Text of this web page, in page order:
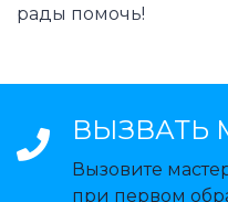
рады помочь!
ВЫЗВАТЬ
Вызовите
при первом